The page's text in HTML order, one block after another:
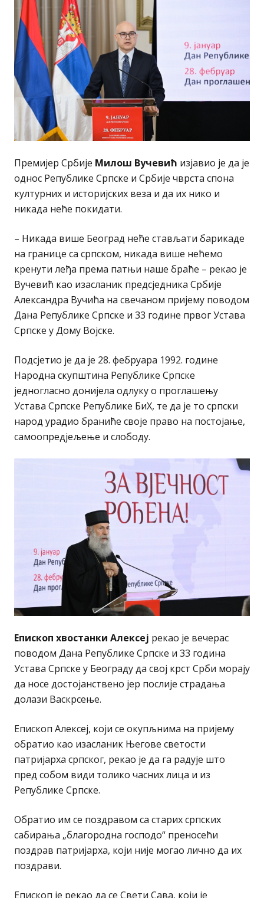
Премијер Србије Милош Вучевић изјавио је да је
однос Републике Српске и Србије чврста спона
културних и историјских веза и да их нико и
никада неће покидати.
– Никада више Београд неће стављати барикаде
на границе са српском, никада више нећемо
кренути леђа према патњи наше браће – рекао је
Вучевић као изасланик предсједника Србије
Александра Вучића на свечаном пријему поводом
Дана Републике Српске и 33 године првог Устава
Српске у Дому Војске.
Подсјетио је да је 28. фебруара 1992. године
Народна скупштина Републике Српске
једногласно донијела одлуку о проглашењу
Устава Српске Републике БиХ, те да је то српски
народ урадио браниће своје право на постојање,
самоопредјељење и слободу.
Епископ хвостанки Алексеј рекао је вечерас
поводом Дана Републике Српске и 33 година
Устава Српске у Београду да свој крст Срби морају
да носе достојанствено јер послије страдања
долази Васкрсење.
Епископ Алексеј, који се окупљнима на пријему
обратио као изасланик Његове светости
патријарха српског, рекао је да га радује што
пред собом види толико часних лица и из
Републике Српске.
Обратио им се поздравом са старих српских
сабирања „благородна господо“ преносећи
поздрав патријарха, који није могао лично да их
поздрави.
Епископ је рекао да се Свети Сава, који је